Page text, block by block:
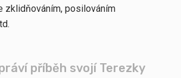
zklidňováním, posilováním
příběh svojí Terezky